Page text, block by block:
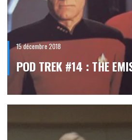
15 décembre 2018
POD TREK #14 : THE